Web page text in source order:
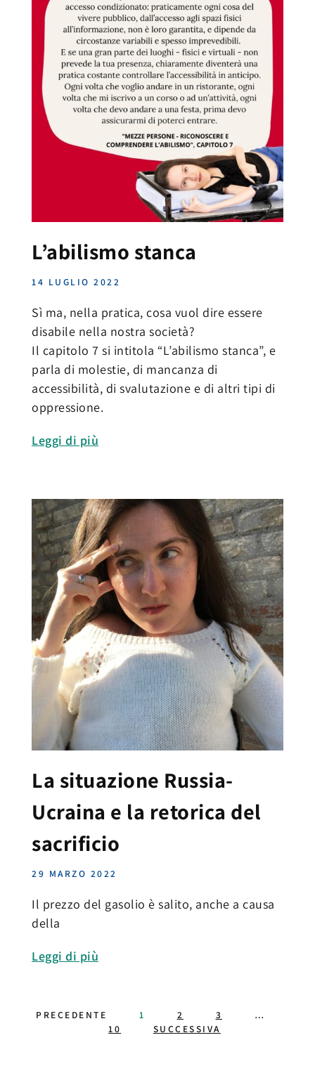
L’abilismo stanca
14 LUGLIO 2022
Sì ma, nella pratica, cosa vuol dire essere
disabile nella nostra società?
Il capitolo 7 si intitola “L’abilismo stanca”, e
parla di molestie, di mancanza di
accessibilità, di svalutazione e di altri tipi di
oppressione.
Leggi di più
La situazione Russia-
Ucraina e la retorica del
sacrificio
29 MARZO 2022
Il prezzo del gasolio è salito, anche a causa
della
Leggi di più
PRECEDENTE 1 2 3
…
10
SUCCESSIVA